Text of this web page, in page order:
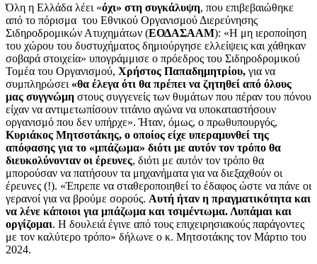
Όλη η Ελλάδα λέει «όχι» στη συγκάλυψη, που επιβεβαιώθηκε
από το πόρισμα του Εθνικού Οργανισμού Διερεύνησης
Σιδηροδρομικών Ατυχημάτων (ΕΟΔΑΣΑΑΜ): «Η μη ιεροποίηση
του χώρου του δυστυχήματος δημιούργησε ελλείψεις και χάθηκαν
σοβαρά στοιχεία» υπογράμμισε ο πρόεδρος του Σιδηροδρομικού
Τομέα του Οργανισμού, Χρήστος Παπαδημητρίου, για να
συμπληρώσει «θα έλεγα ότι θα πρέπει να ζητηθεί από όλους
μας συγγνώμη στους συγγενείς των θυμάτων που πέραν του πόνου
είχαν να αντιμετωπίσουν τιτάνιο αγώνα να υποκαταστήσουν
οργανισμό που δεν υπήρχε». Ήταν, όμως, ο πρωθυπουργός,
Κυριάκος Μητσοτάκης, ο οποίος είχε υπεραμυνθεί της
απόφασης για το «μπάζωμα» διότι με αυτόν τον τρόπο θα
διευκολύνονταν οι έρευνες, διότι με αυτόν τον τρόπο θα
μπορούσαν να πατήσουν τα μηχανήματα για να διεξαχθούν οι
έρευνες (!). «Έπρεπε να σταθεροποιηθεί το έδαφος ώστε να πάνε οι
γερανοί για να βρούμε σορούς. Αυτή ήταν η πραγματικότητα και
να λένε κάποιοι για μπάζωμα και τσιμέντωμα. Λυπάμαι και
οργίζομαι. Η δουλειά έγινε από τους επιχειρησιακούς παράγοντες
με τον καλύτερο τρόπο» δήλωνε ο κ. Μητσοτάκης τον Μάρτιο του
2024.